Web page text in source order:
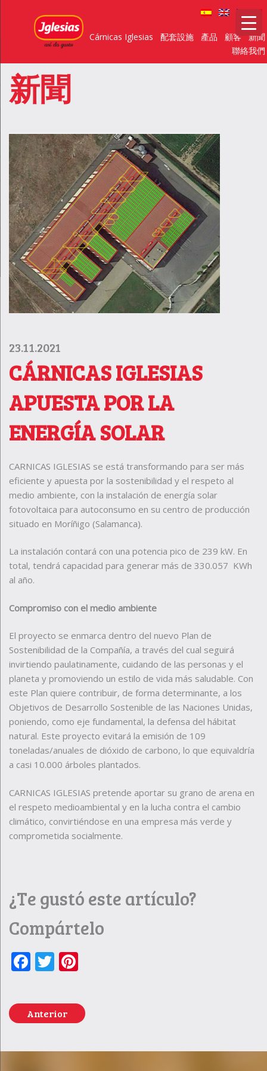
Cárnicas Iglesias 配套設施 產品 顧客
新聞
聯絡我們
新聞
23.11.2021
CÁRNICAS IGLESIAS
APUESTA POR LA
ENERGÍA SOLAR
CARNICAS IGLESIAS se está transformando para ser más
eficiente y apuesta por la sostenibilidad y el respeto al
medio ambiente, con la instalación de energía solar
fotovoltaica para autoconsumo en su centro de producción
situado en Moríñigo (Salamanca).
La instalación contará con una potencia pico de 239 kW. En
total, tendrá capacidad para generar más de 330.057 KWh
al año.
Compromiso con el medio ambiente
El proyecto se enmarca dentro del nuevo Plan de
Sostenibilidad de la Compañía, a través del cual seguirá
invirtiendo paulatinamente, cuidando de las personas y el
planeta y promoviendo un estilo de vida más saludable. Con
este Plan quiere contribuir, de forma determinante, a los
Objetivos de Desarrollo Sostenible de las Naciones Unidas,
poniendo, como eje fundamental, la defensa del hábitat
natural. Este proyecto evitará la emisión de 109
toneladas/anuales de dióxido de carbono, lo que equivaldría
a casi 10.000 árboles plantados.
CARNICAS IGLESIAS pretende aportar su grano de arena en
el respeto medioambiental y en la lucha contra el cambio
climático, convirtiéndose en una empresa más verde y
comprometida socialmente.
¿Te gustó este artículo?
Compártelo
Facebook
Twitter
Anterior